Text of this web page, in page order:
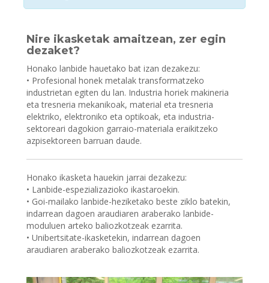
Nire ikasketak amaitzean, zer egin
dezaket?
Honako lanbide hauetako bat izan dezakezu:
• Profesional honek metalak transformatzeko
industrietan egiten du lan. Industria horiek makineria
eta tresneria mekanikoak, material eta tresneria
elektriko, elektroniko eta optikoak, eta industria-
sektoreari dagokion garraio-materiala eraikitzeko
azpisektoreen barruan daude.
Honako ikasketa hauekin jarrai dezakezu:
• Lanbide-espezializazioko ikastaroekin.
• Goi-mailako lanbide-heziketako beste ziklo batekin,
indarrean dagoen araudiaren araberako lanbide-
moduluen arteko baliozkotzeak ezarrita.
• Unibertsitate-ikasketekin, indarrean dagoen
araudiaren araberako baliozkotzeak ezarrita.